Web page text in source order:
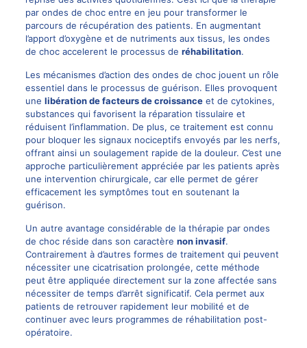
par ondes de choc entre en jeu pour transformer le
parcours de récupération des patients. En augmentant
l’apport d’oxygène et de nutriments aux tissus, les ondes
de choc accelerent le processus de réhabilitation.
Les mécanismes d’action des ondes de choc jouent un rôle
essentiel dans le processus de guérison. Elles provoquent
une libération de facteurs de croissanceet de cytokines,
substances qui favorisent la réparation tissulaire et
réduisent l’inflammation. De plus, ce traitement est connu
pour bloquer les signaux nociceptifs envoyés par les nerfs,
offrant ainsi un soulagement rapide de la douleur. C’est une
approche particulièrement appréciée par les patients après
une intervention chirurgicale, car elle permet de gérer
efficacement les symptômes tout en soutenant la
guérison.
Un autre avantage considérable de la thérapie par ondes
de choc réside dans son caractère non invasif.
Contrairement à d’autres formes de traitement qui peuvent
nécessiter une cicatrisation prolongée, cette méthode
peut être appliquée directement sur la zone affectée sans
nécessiter de temps d’arrêt significatif. Cela permet aux
patients de retrouver rapidement leur mobilité et de
continuer avec leurs programmes de réhabilitation post-
opératoire.